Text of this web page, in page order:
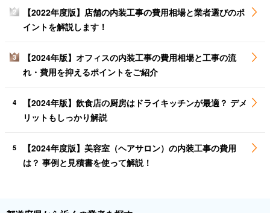
2
【2022年度版】店舗の内装工事の費用相場と業者選びのポ
イントを解説します！
3
【2024年版】オフィスの内装工事の費用相場と工事の流
れ・費用を抑えるポイントをご紹介
4
【2024年版】飲食店の厨房はドライキッチンが最適？ デメ
リットもしっかり解説
5
【2024年度版】美容室（ヘアサロン）の内装工事の費用
は？ 事例と見積書を使って解説！